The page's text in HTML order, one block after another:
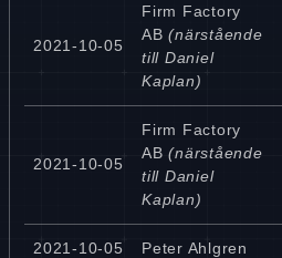
2021-10-05
Firm Factory
AB (närstående
till Daniel
Kaplan)
2021-10-05
Firm Factory
AB (närstående
till Daniel
Kaplan)
2021-10-05 Peter Ahlgren